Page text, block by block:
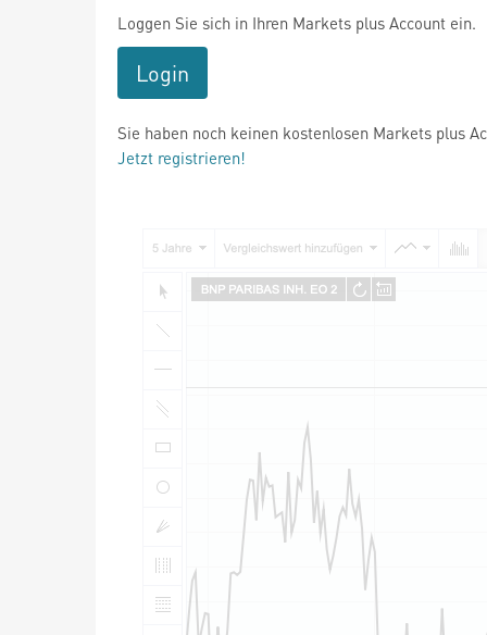
Loggen Sie sich in Ihren Markets plus Account ein.
Login
Sie haben noch keinen kostenlosen Markets plus
Jetzt registrieren!